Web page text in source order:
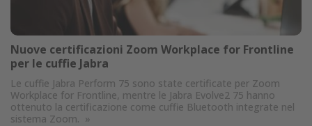
Nuove certificazioni Zoom Workplace for Frontline
per le cuffie Jabra
Le cuffie Jabra Perform 75 sono state certificate per Zoom
Workplace for Frontline, mentre le Jabra Evolve2 75 hanno
ottenuto la certificazione come cuffie Bluetooth integrate nel
sistema Zoom. »